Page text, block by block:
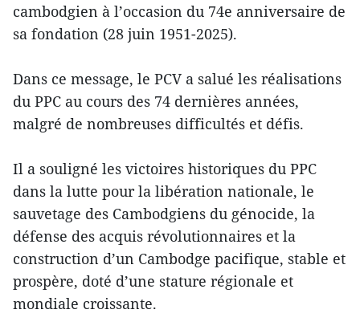
cambodgien à l’occasion du 74e anniversaire de
sa fondation (28 juin 1951-2025).
Dans ce message, le PCV a salué les réalisations
du PPC au cours des 74 dernières années,
malgré de nombreuses difficultés et défis.
Il a souligné les victoires historiques du PPC
dans la lutte pour la libération nationale, le
sauvetage des Cambodgiens du génocide, la
défense des acquis révolutionnaires et la
construction d’un Cambodge pacifique, stable et
prospère, doté d’une stature régionale et
mondiale croissante.